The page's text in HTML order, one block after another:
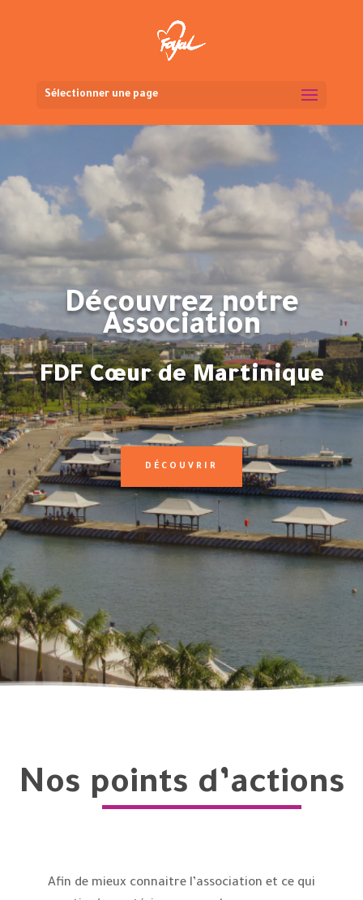
Sélectionner une page
Découvrez notre
Association
FDF Cœur de Martinique
DÉCOUVRIR
Nos points d’actions
Afin de mieux connaitre l’association et ce qui